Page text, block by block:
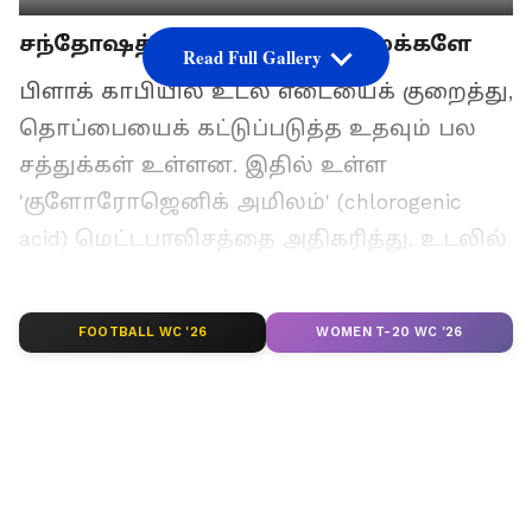
சந்தோஷத்துடன் பருகுவோம் மக்களே
பிளாக் காபியில் உடல் எடையைக் குறைத்து,
தொப்பையைக் கட்டுப்படுத்த உதவும் பல
சத்துக்கள் உள்ளன. இதில் உள்ள
'குளோரோஜெனிக் அமிலம்' (chlorogenic
acid) மெட்டபாலிசத்தை அதிகரித்து, உடலில்
உதவுகிறது.
Read Full Gallery
FOOTBALL WC '26 WOMEN T-20 WC '26